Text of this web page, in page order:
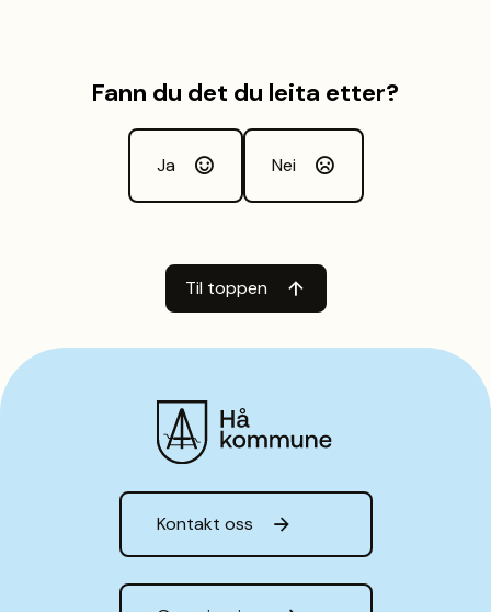
Fann du det du leita etter?
Ja Nei
Til toppen
Kontakt oss